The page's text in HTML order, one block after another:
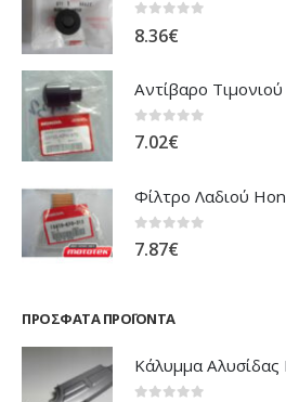
8.36€
0out of 5
7.02€
Φίλτρο Λαδιού
0out of 5
7.87€
ΠΡΌΣΦΑΤΑ ΠΡΟΪΌΝΤΑ
Κάλυμμα